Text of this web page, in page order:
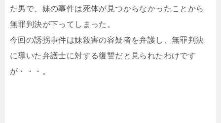
た男で、妹の事件は死体が見つからなかったことから
無罪判決が下ってしまった。
今回の誘拐事件は妹殺害の容疑者を弁護し、無罪判決
に導いた弁護士に対する復讐だと見られたわけです
が・・・。